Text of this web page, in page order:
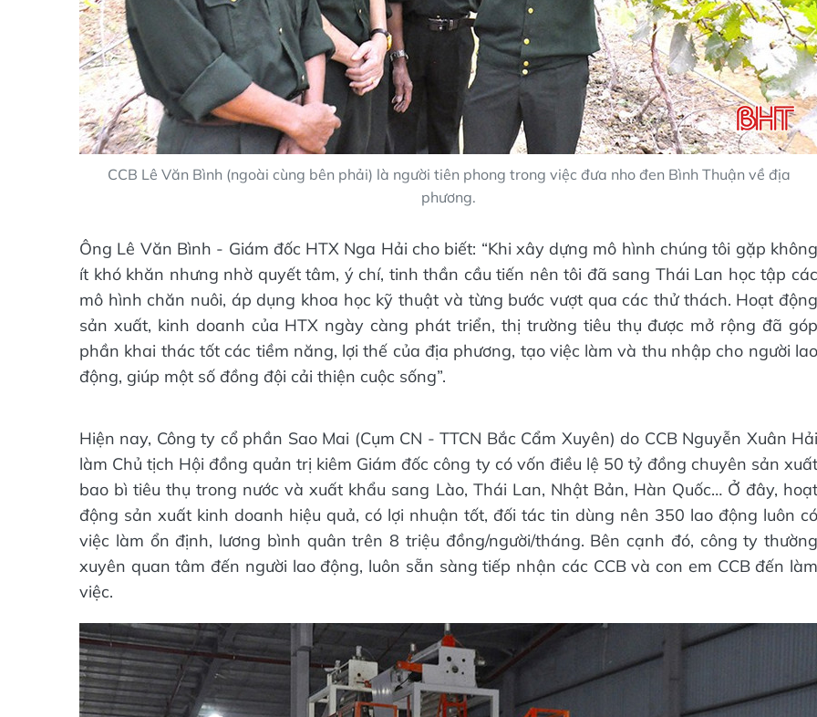
CCB Lê Văn Bình (ngoài cùng bên phải) là người tiên phong trong việc đưa nho đen Bình Thuận về địa
phương.
Ông Lê Văn Bình - Giám đốc HTX Nga Hải cho biết: “Khi xây dựng mô hình chúng tôi gặp không
ít khó khăn nhưng nhờ quyết tâm, ý chí, tinh thần cầu tiến nên tôi đã sang Thái Lan học tập các
mô hình chăn nuôi, áp dụng khoa học kỹ thuật và từng bước vượt qua các thử thách. Hoạt động
sản xuất, kinh doanh của HTX ngày càng phát triển, thị trường tiêu thụ được mở rộng đã góp
phần khai thác tốt các tiềm năng, lợi thế của địa phương, tạo việc làm và thu nhập cho người lao
động, giúp một số đồng đội cải thiện cuộc sống”.
Hiện nay, Công ty cổ phần Sao Mai (Cụm CN - TTCN Bắc Cẩm Xuyên) do CCB Nguyễn Xuân Hải
làm Chủ tịch Hội đồng quản trị kiêm Giám đốc công ty có vốn điều lệ 50 tỷ đồng chuyên sản xuất
bao bì tiêu thụ trong nước và xuất khẩu sang Lào, Thái Lan, Nhật Bản, Hàn Quốc… Ở đây, hoạt
động sản xuất kinh doanh hiệu quả, có lợi nhuận tốt, đối tác tin dùng nên 350 lao động luôn có
việc làm ổn định, lương bình quân trên 8 triệu đồng/người/tháng. Bên cạnh đó, công ty thường
xuyên quan tâm đến người lao động, luôn sẵn sàng tiếp nhận các CCB và con em CCB đến làm
việc.